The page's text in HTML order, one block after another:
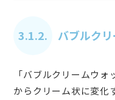
3.1.2. バブルク
「バブルクリームウ
からクリーム状に変化